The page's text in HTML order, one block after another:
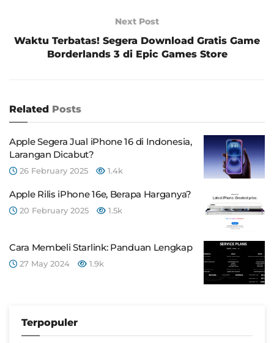
Next Post
Waktu Terbatas! Segera Download Gratis Game
Borderlands 3 di Epic Games Store
Related Posts
Apple Segera Jual iPhone 16 di Indonesia,
Larangan Dicabut?
26 February 2025 1.4k
Apple Rilis iPhone 16e, Berapa Harganya?
20 February 2025 1.5k
Cara Membeli Starlink: Panduan Lengkap
27 May 2024 1.9k
Terpopuler